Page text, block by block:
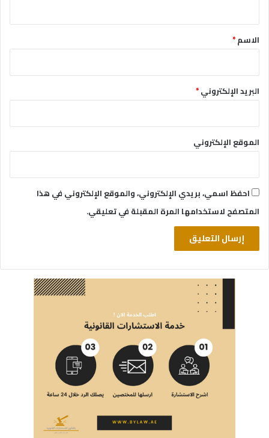
*الاسم*
البريد الإلكتروني*
الموقع الإلكتروني
احفظ اسمي، بريدي الإلكتروني، والموقع الإلكتروني في هذا
المتصفح لاستخدامها المرة المقبلة في تعليقي.